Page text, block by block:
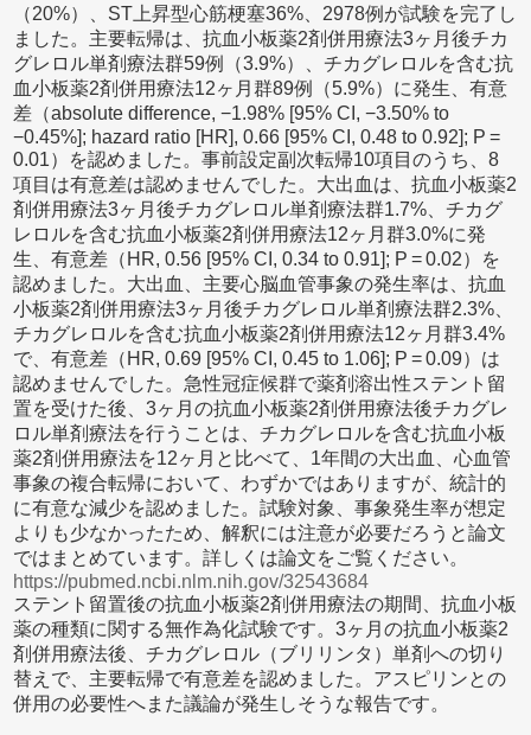
（20%）、ST上昇型心筋梗塞36%、2978例が試験を完了し
ました。主要転帰は、抗血小板薬2剤併用療法3ヶ月後チカ
グレロル単剤療法群59例（3.9%）、チカグレロルを含む抗
血小板薬2剤併用療法12ヶ月群89例（5.9%）に発生、有意
差（absolute difference, −1.98% [95% CI, −3.50% to
−0.45%]; hazard ratio [HR], 0.66 [95% CI, 0.48 to 0.92]; P =
0.01）を認めました。事前設定副次転帰10項目のうち、8
項目は有意差は認めませんでした。大出血は、抗血小板薬2
剤併用療法3ヶ月後チカグレロル単剤療法群1.7%、チカグ
レロルを含む抗血小板薬2剤併用療法12ヶ月群3.0%に発
生、有意差（HR, 0.56 [95% CI, 0.34 to 0.91]; P = 0.02）を
認めました。大出血、主要心脳血管事象の発生率は、抗血
小板薬2剤併用療法3ヶ月後チカグレロル単剤療法群2.3%、
チカグレロルを含む抗血小板薬2剤併用療法12ヶ月群3.4%
で、有意差（HR, 0.69 [95% CI, 0.45 to 1.06]; P = 0.09）は
認めませんでした。急性冠症候群で薬剤溶出性ステント留
置を受けた後、3ヶ月の抗血小板薬2剤併用療法後チカグレ
ロル単剤療法を行うことは、チカグレロルを含む抗血小板
薬2剤併用療法を12ヶ月と比べて、1年間の大出血、心血管
事象の複合転帰において、わずかではありますが、統計的
に有意な減少を認めました。試験対象、事象発生率が想定
よりも少なかったため、解釈には注意が必要だろうと論文
ではまとめています。詳しくは論文をご覧ください。
https://pubmed.ncbi.nlm.nih.gov/32543684
ステント留置後の抗血小板薬2剤併用療法の期間、抗血小板
薬の種類に関する無作為化試験です。3ヶ月の抗血小板薬2
剤併用療法後、チカグレロル（ブリリンタ）単剤への切り
替えで、主要転帰で有意差を認めました。アスピリンとの
併用の必要性へまた議論が発生しそうな報告です。